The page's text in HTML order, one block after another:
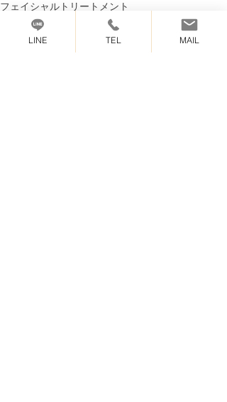
フェイシャルトリートメント
クリスティーナ化粧品
LINE TEL MAIL